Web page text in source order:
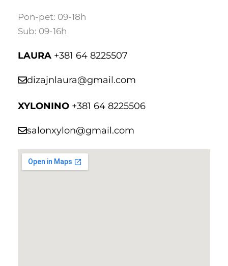
Pon-pet: 09-18h
Sub: 09-16h
LAURA +381 64 8225507
dizajnlaura@gmail.com
XYLONINO +381 64 8225506
salonxylon@gmail.com